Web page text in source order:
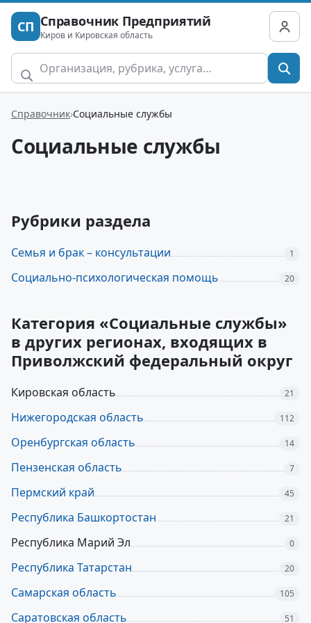
СП Справочник Предприятий
Киров и Кировская область
Справочник Социальные службы
Социальные службы
Рубрики раздела
Семья и брак – консультации 1
Социально-психологическая помощь 20
Категория «Социальные службы»
в других регионах, входящих в
Приволжский федеральный округ
Кировская область 21
Нижегородская область 112
Оренбургская область 14
Пензенская область 7
Пермский край 45
Республика Башкортостан 21
Республика Марий Эл 0
Республика Татарстан 20
Самарская область 105
Саратовская область 51